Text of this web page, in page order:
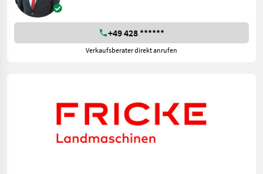
+49 428 ******
Verkaufsberater direkt anrufen